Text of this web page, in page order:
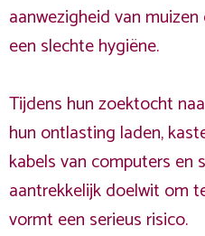
aanwezigheid van
een slechte hygiëne.
Tijdens hun zoektocht
hun ontlasting laden,
kabels van computers en
aantrekkelijk doelwit om
vormt een serieus risico.